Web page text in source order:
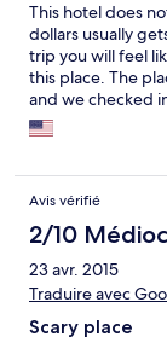
This hotel does
dollars usually
trip you will feel
this place. The
and we checked
money, but it
there. The staff
Avis vérifié
2/10
23 avr. 2015
Traduire avec
Scary place